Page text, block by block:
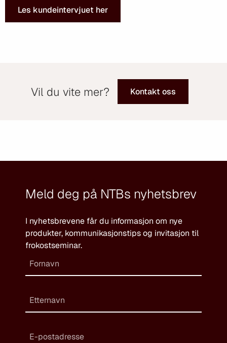
Les kundeintervjuet her
Vil du vite mer? Kontakt oss
Meld deg på NTBs nyhetsbrev
I nyhetsbrevene får du informasjon om nye
produkter, kommunikasjonstips og invitasjon til
frokostseminar.